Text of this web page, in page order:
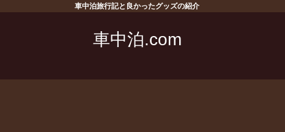
車中泊.com
車中泊旅行記と良かったグッズの紹介